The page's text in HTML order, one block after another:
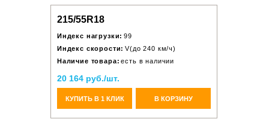
215/55R18
Индекс нагрузки: 99
Индекс скорости: V(до 240 км/ч)
Наличие товара: есть в наличии
20 164 руб./шт.
КУПИТЬ В 1 КЛИК В КОРЗИНУ